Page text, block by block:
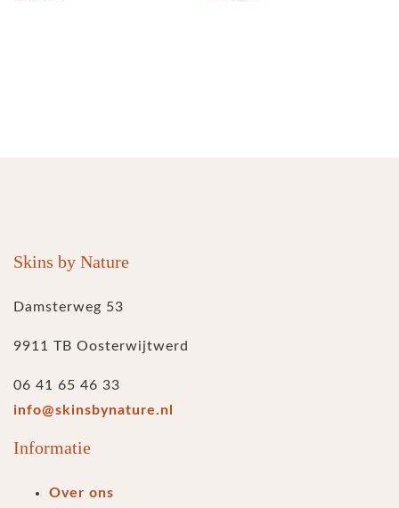
Skins by Nature
Damsterweg 53
9911 TB Oosterwijtwerd
06 41 65 46 33
info@skinsbynature.nl
Informatie
Over ons